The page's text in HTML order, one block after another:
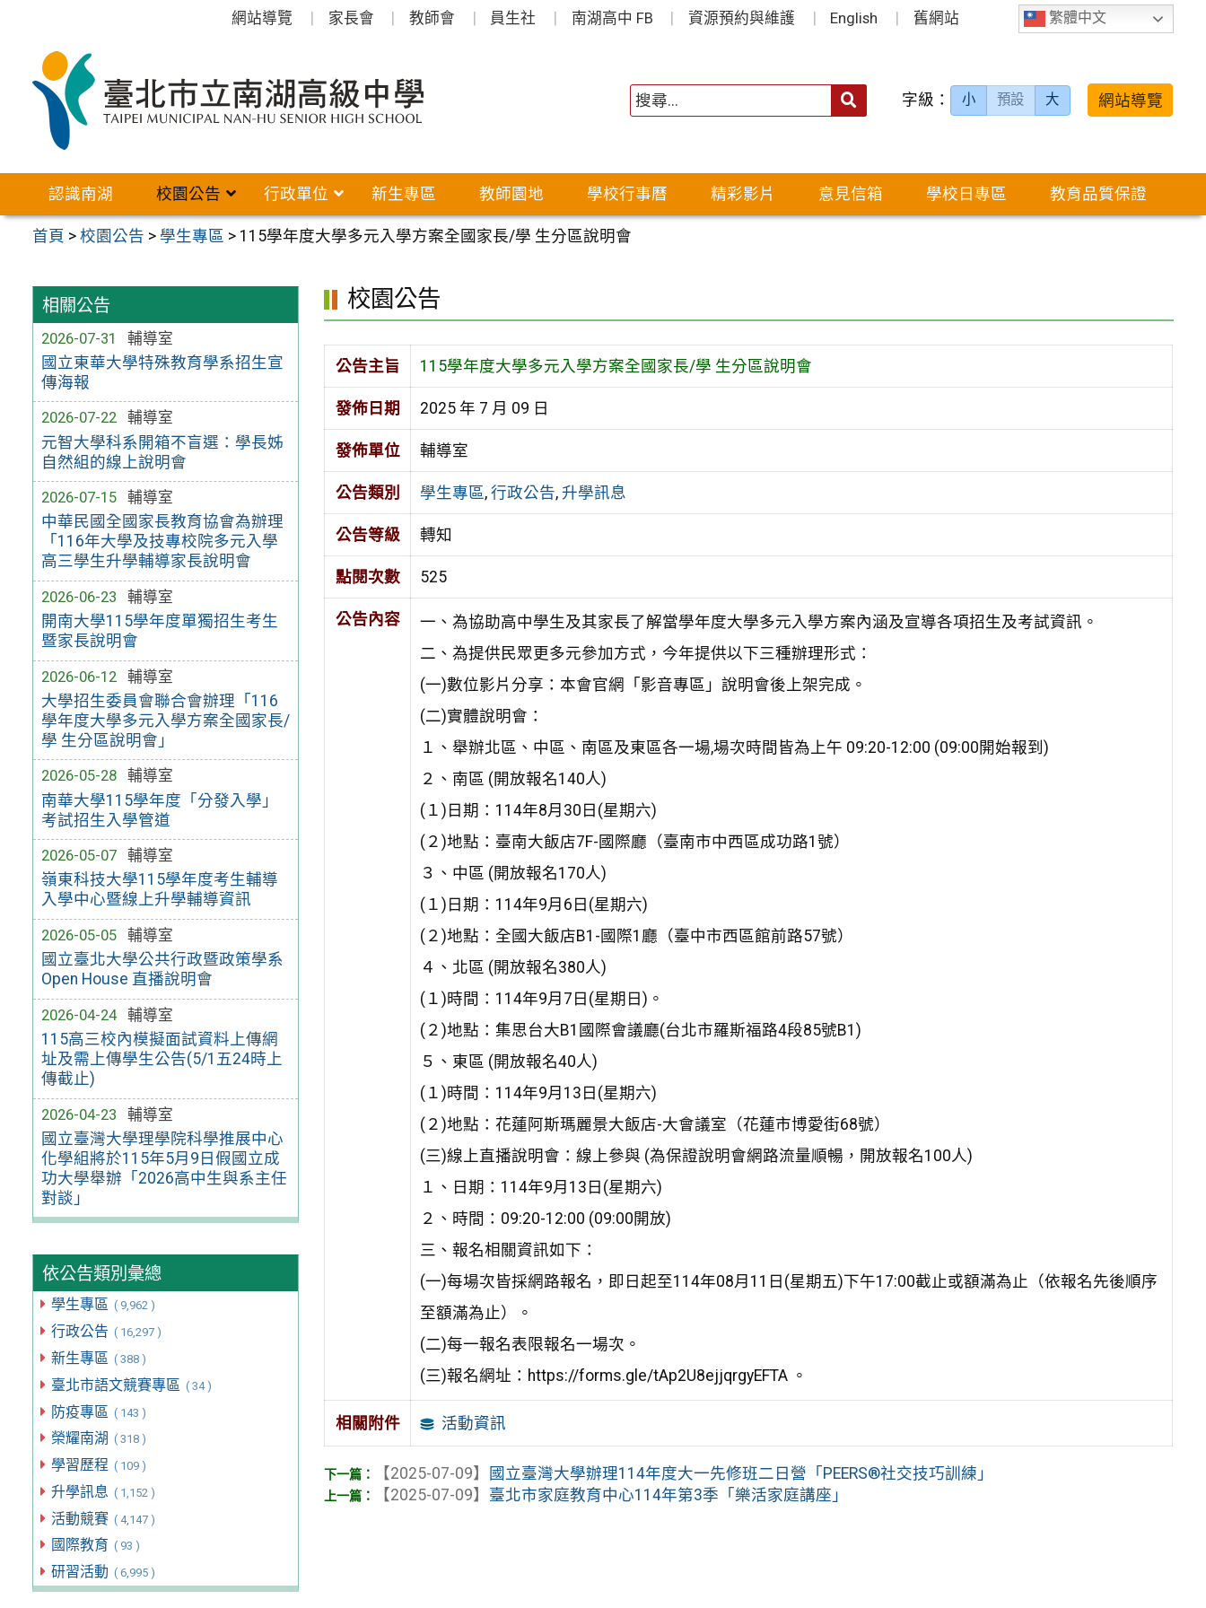
繁體中文
網站導覽 家長會 教師會 員生社 南湖高中 FB 資源預約與維護 English 舊網站
字級： 小 預設 大 網站導覽
認識南湖 校園公告 行政單位 新生專區 教師園地 學校行事曆 精彩影片 意見信箱 學校日專區 教育品質保證
首頁 >校園公告 > 學生專區 > 115學年度大學多元入學方案全國家長/學 生分區說明會
相關公告
2026-07-31
輔導室
國立東華大學特殊教育學系招生宣
傳海報
2026-07-22
輔導室
元智大學科系開箱不盲選：學長姊
自然組的線上說明會
2026-07-15
輔導室
中華民國全國家長教育協會為辦理
「116年大學及技專校院多元入學
高三學生升學輔導家長說明會
2026-06-23
輔導室
開南大學115學年度單獨招生考生
暨家長說明會
2026-06-12
輔導室
大學招生委員會聯合會辦理「116
學年度大學多元入學方案全國家長/
學 生分區說明會」
2026-05-28
輔導室
南華大學115學年度「分發入學」
考試招生入學管道
2026-05-07
輔導室
嶺東科技大學115學年度考生輔導
入學中心暨線上升學輔導資訊
2026-05-05
輔導室
國立臺北大學公共行政暨政策學系
Open House 直播說明會
2026-04-24
輔導室
115高三校內模擬面試資料上傳網
址及需上傳學生公告(5/1五24時上
傳截止)
2026-04-23
輔導室
國立臺灣大學理學院科學推展中心
化學組將於115年5月9日假國立成
功大學舉辦「2026高中生與系主任
對談」
依公告類別彙總
學生專區 ( 9,962 )
行政公告 ( 16,297 )
新生專區 ( 388 )
臺北市語文競賽專區 ( 34 )
防疫專區 ( 143 )
榮耀南湖 ( 318 )
學習歷程 ( 109 )
升學訊息 ( 1,152 )
活動競賽 ( 4,147 )
國際教育 ( 93 )
研習活動 ( 6,995 )
校園公告
公告主旨 115學年度大學多元入學方案全國家長/學 生分區說明會
發佈日期 2025 年 7 月 09 日
發佈單位 輔導室
公告類別 學生專區, 行政公告, 升學訊息
公告等級 轉知
點閱次數 525
公告內容
一、為協助高中學生及其家長了解當學年度大學多元入學方案內涵及宣導各項招生及考試資訊。
二、為提供民眾更多元參加方式，今年提供以下三種辦理形式：
(一)數位影片分享：本會官網「影音專區」說明會後上架完成。
(二)實體說明會：
１、舉辦北區、中區、南區及東區各一場,場次時間皆為上午 09:20-12:00 (09:00開始報到)
２、南區 (開放報名140人)
(１)日期：114年8月30日(星期六)
(２)地點：臺南大飯店7F-國際廳（臺南市中西區成功路1號）
３、中區 (開放報名170人)
(１)日期：114年9月6日(星期六)
(２)地點：全國大飯店B1-國際1廳（臺中市西區館前路57號）
４、北區 (開放報名380人)
(１)時間：114年9月7日(星期日)。
(２)地點：集思台大B1國際會議廳(台北市羅斯福路4段85號B1)
５、東區 (開放報名40人)
(１)時間：114年9月13日(星期六)
(２)地點：花蓮阿斯瑪麗景大飯店-大會議室（花蓮市博愛街68號）
(三)線上直播說明會：線上參與 (為保證說明會網路流量順暢，開放報名100人)
１、日期：114年9月13日(星期六)
２、時間：09:20-12:00 (09:00開放)
三、報名相關資訊如下：
(一)每場次皆採網路報名，即日起至114年08月11日(星期五)下午17:00截止或額滿為止（依報名先後順序
至額滿為止）。
(二)每一報名表限報名一場次。
(三)報名網址：https://forms.gle/tAp2U8ejjqrgyEFTA 。
相關附件 活動資訊
【2025-07-09】 國立臺灣大學辦理114年度大一先修班二日營「PEERS®社交技巧訓練」
【2025-07-09】 臺北市家庭教育中心114年第3季「樂活家庭講座」